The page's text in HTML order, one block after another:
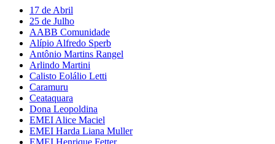
17 de Abril
25 de Julho
AABB Comunidade
Alípio Alfredo Sperb
Antônio Martins Rangel
Arlindo Martini
Calisto Eolálio Letti
Caramuru
Ceataquara
Dona Leopoldina
EMEI Alice Maciel
EMEI Harda Liana Muller